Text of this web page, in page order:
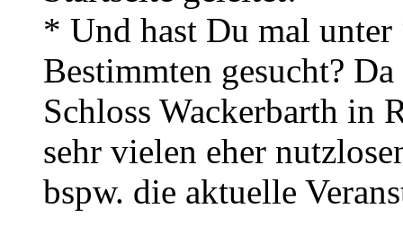
* Und hast Du mal unter
Bestimmten gesucht?
Schloss Wackerbarth in
sehr vielen eher
bspw. die aktuelle